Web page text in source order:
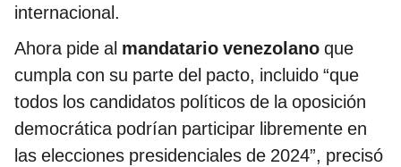
internacional.
Ahora pide al mandatario venezolano que
cumpla con su parte del pacto, incluido “que
todos los candidatos políticos de la oposición
democrática podrían participar libremente en
las elecciones presidenciales de 2024”, precisó